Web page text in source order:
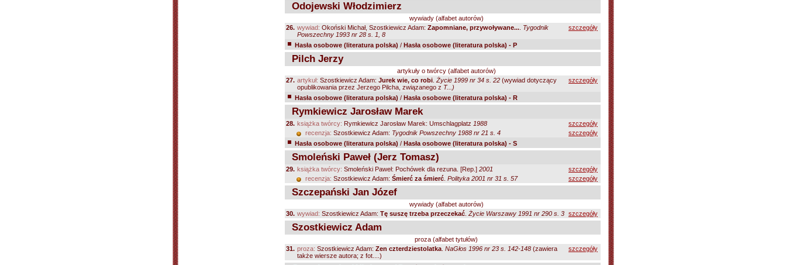
Odojewski Włodzimierz
wywiady (alfabet autorów)
26. wywiad: Okoński Michał, Szostkiewicz Adam: Zapomniane, przywoływane... Tygodnik
Powszechny 1993 nr 28 s. 1, 8
szczegóły
Hasła osobowe (literatura polska) / Hasła osobowe (literatura polska) - P
Pilch Jerzy
artykuły o twórcy (alfabet autorów)
27. artykuł: Szostkiewicz Adam: Jurek wie, co robi Życie 1999 nr 34 s. 22 (wywiad dotyczący
opublikowania przez Jerzego Pilcha, związanego z T...)
szczegóły
Hasła osobowe (literatura polska) / Hasła osobowe (literatura polska) - R
Rymkiewicz Jarosław Marek
28. książka twórcy: Rymkiewicz Jarosław Marek: Umschlagplatz 1988
szczegóły
recenzja: Szostkiewicz Adam: Tygodnik Powszechny 1988 nr 21 s. 4
szczegóły
Hasła osobowe (literatura polska) / Hasła osobowe (literatura polska) - S
Smoleński Paweł (Jerz Tomasz)
29. książka twórcy: Smoleński Paweł: Pochówek dla rezuna. [Rep.] 2001
szczegóły
recenzja: Szostkiewicz Adam: Śmierć za śmierć Polityka 2001 nr 31 s. 57 szczegóły
Szczepański Jan Józef
wywiady (alfabet autorów)
30. wywiad: Szostkiewicz Adam: Tę suszę trzeba przeczekać Życie Warszawy 1991 nr 290 s. 3 szczegóły
Szostkiewicz Adam
proza (alfabet tytułów)
31. proza: Szostkiewicz Adam: Zen czterdziestolatka NaGłos 1996 nr 23 s. 142-148 (zawiera
także wiersze autora; z fot....)
szczegóły